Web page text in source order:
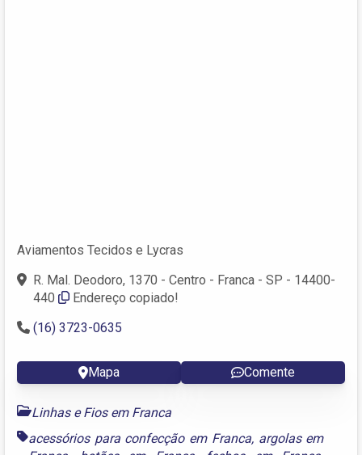
Aviamentos Tecidos e Lycras
R. Mal. Deodoro, 1370 - Centro - Franca - SP - 14400-
440
Endereço copiado!
(16) 3723-0635
Mapa Comente
Linhas e Fios em Franca
acessórios para confecção em Franca, argolas em